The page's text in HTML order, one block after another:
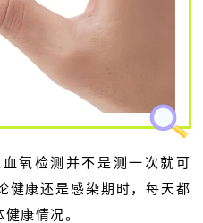
氧检测并不是测一次就可
健康还是感染期时，每天都
康情况。